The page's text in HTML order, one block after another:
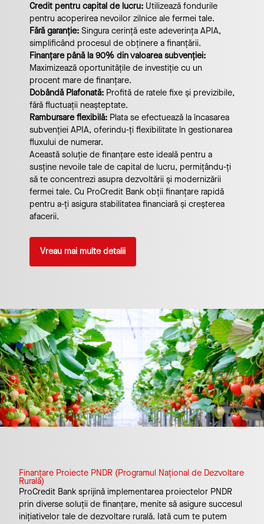
Credit pentru capital de lucru: Utilizează fondurile
pentru acoperirea nevoilor zilnice ale fermei tale.
Fără garanție: Singura cerință este adeverința APIA,
simplificând procesul de obținere a finanțării.
Finanțare până la 90% din valoarea subvenției:
Maximizează oportunitățile de investiție cu un
procent mare de finanțare.
Dobândă Plafonată: Profită de ratele fixe și previzibile,
fără fluctuații neașteptate.
Rambursare flexibilă: Plata se efectuează la încasarea
subvenției APIA, oferindu-ți flexibilitate în gestionarea
fluxului de numerar.
Această soluție de finanțare este ideală pentru a
susține nevoile tale de capital de lucru, permițându-ți
să te concentrezi asupra dezvoltării și modernizării
fermei tale. Cu ProCredit Bank obții finanțare rapidă
pentru a-ți asigura stabilitatea financiară și creșterea
afacerii.
Vreau mai multe detalii
Finanțare Proiecte PNDR (Programul Național de Dezvoltare
Rurală)
ProCredit Bank sprijină implementarea proiectelor PNDR
prin diverse soluții de finanțare, menite să asigure succesul
inițiativelor tale de dezvoltare rurală. Iată cum te putem